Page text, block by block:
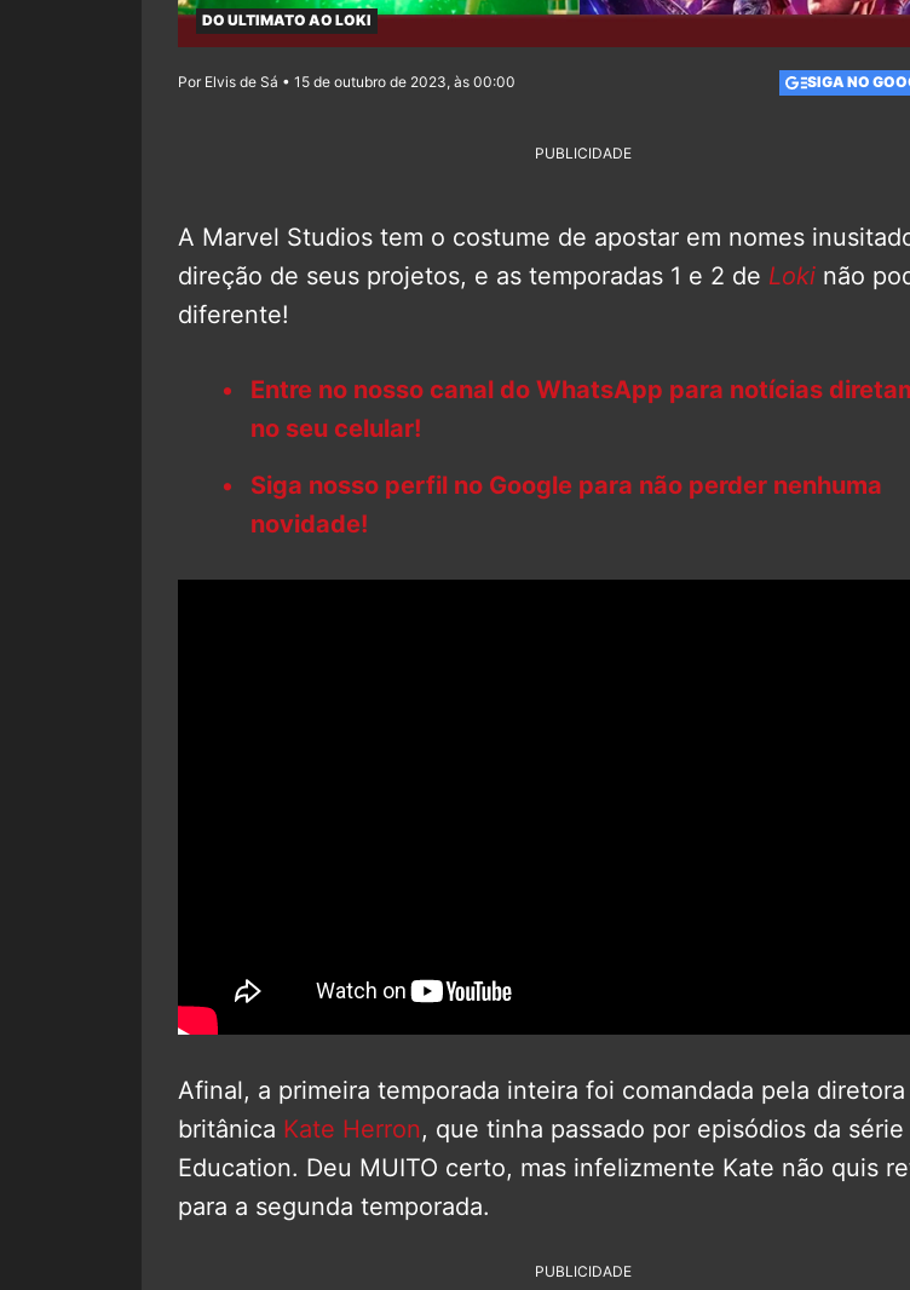
DO ULTIMATO AO LOKI
Por Elvis de Sá • 15 de outubro de 2023, às 00:00 SIGA NO
PUBLICIDADE
A Marvel Studios tem o costume de apostar em nomes
direção de seus projetos, e as temporadas 1 e 2 de Loki não
diferente!
Entre no nosso canal do WhatsApp para notícias
no seu celular!
Siga nosso perfil no Google para não perder nenhuma
novidade!
Afinal, a primeira temporada inteira foi comandada pela diretora
britânica Kate Herron, que tinha passado por episódios da série
Education. Deu MUITO certo, mas infelizmente Kate não quis
para a segunda temporada.
PUBLICIDADE